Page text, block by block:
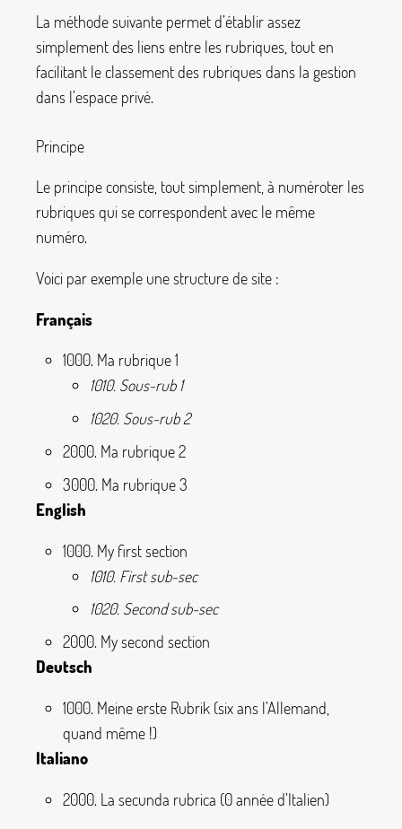
La méthode suivante permet d’établir assez
simplement des liens entre les rubriques, tout en
facilitant le classement des rubriques dans la gestion
dans l’espace privé.
Principe
Le principe consiste, tout simplement, à numéroter les
rubriques qui se correspondent avec le même
numéro.
Voici par exemple une structure de site :
Français
1000. Ma rubrique 1
1010. Sous-rub 1
1020. Sous-rub 2
2000. Ma rubrique 2
3000. Ma rubrique 3
English
1000. My first section
1010. First sub-sec
1020. Second sub-sec
2000. My second section
Deutsch
1000. Meine erste Rubrik (six ans l’Allemand,
quand même !)
Italiano
2000. La secunda rubrica (0 année d’Italien)